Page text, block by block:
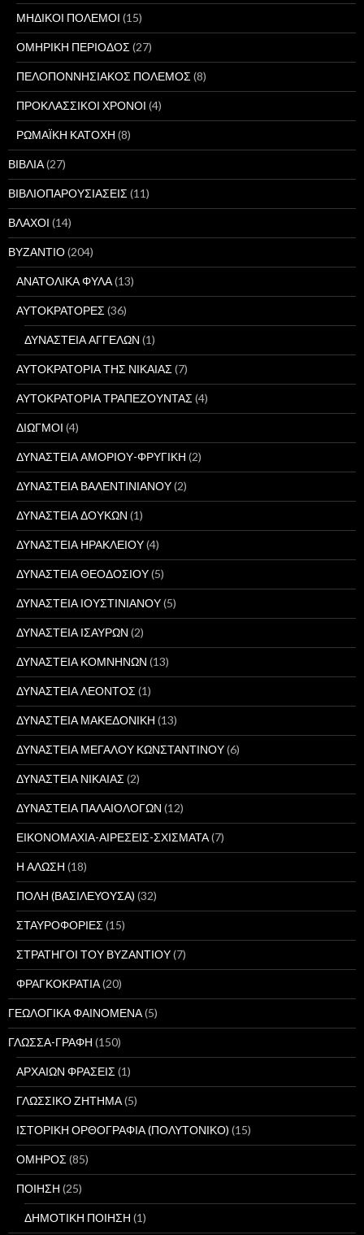
ΜΗΔΙΚΟΙ ΠΟΛΕΜΟΙ (15)
ΟΜΗΡΙΚΗ ΠΕΡΙΟΔΟΣ (27)
ΠΕΛΟΠΟΝΝΗΣΙΑΚΟΣ ΠΟΛΕΜΟΣ (8)
ΠΡΟΚΛΑΣΣΙΚΟΙ ΧΡΟΝΟΙ (4)
ΡΩΜΑΪΚΗ ΚΑΤΟΧΗ (8)
ΒΙΒΛΙΑ(27)
ΒΙΒΛΙΟΠΑΡΟΥΣΙΑΣΕΙΣ (11)
ΒΛΑΧΟΙ (14)
ΒΥΖΑΝΤΙΟ(204)
ΑΝΑΤΟΛΙΚΑ ΦΥΛΑ(13)
ΑΥΤΟΚΡΑΤΟΡΕΣ (36)
ΔΥΝΑΣΤΕΙΑ ΑΓΓΕΛΩΝ (1)
ΑΥΤΟΚΡΑΤΟΡΙΑ ΤΗΣ ΝΙΚΑΙΑΣ (7)
ΑΥΤΟΚΡΑΤΟΡΙΑ ΤΡΑΠΕΖΟΥΝΤΑΣ (4)
ΔΙΩΓΜΟΙ (4)
ΔΥΝΑΣΤΕΙΑ ΑΜΟΡΙΟΥ-ΦΡΥΓΙΚΗ (2)
ΔΥΝΑΣΤΕΙΑ ΒΑΛΕΝΤΙΝΙΑΝΟΥ(2)
ΔΥΝΑΣΤΕΙΑ ΔΟΥΚΩΝ (1)
ΔΥΝΑΣΤΕΙΑ ΗΡΑΚΛΕΙΟΥ(4)
ΔΥΝΑΣΤΕΙΑ ΘΕΟΔΟΣΙΟΥ(5)
ΔΥΝΑΣΤΕΙΑ ΙΟΥΣΤΙΝΙΑΝΟΥ(5)
ΔΥΝΑΣΤΕΙΑ ΙΣΑΥΡΩΝ (2)
ΔΥΝΑΣΤΕΙΑ ΚΟΜΝΗΝΩΝ (13)
ΔΥΝΑΣΤΕΙΑ ΛΕΟΝΤΟΣ (1)
ΔΥΝΑΣΤΕΙΑ ΜΑΚΕΔΟΝΙΚΗ (13)
ΔΥΝΑΣΤΕΙΑ ΜΕΓΑΛΟΥ ΚΩΝΣΤΑΝΤΙΝΟΥ(6)
ΔΥΝΑΣΤΕΙΑ ΝΙΚΑΙΑΣ (2)
ΔΥΝΑΣΤΕΙΑ ΠΑΛΑΙΟΛΟΓΩΝ (12)
ΕΙΚΟΝΟΜΑΧΙΑ-ΑΙΡΕΣΕΙΣ-ΣΧΙΣΜΑΤΑ(7)
Η ΑΛΩΣΗ (18)
ΠΟΛΗ (ΒΑΣΙΛΕΥΟΥΣΑ) (32)
ΣΤΑΥΡΟΦΟΡΙΕΣ (15)
ΣΤΡΑΤΗΓΟΙ ΤΟΥ ΒΥΖΑΝΤΙΟΥ(7)
ΦΡΑΓΚΟΚΡΑΤΙΑ(20)
ΓΕΩΛΟΓΙΚΑ ΦΑΙΝΟΜΕΝΑ(5)
ΓΛΩΣΣΑ-ΓΡΑΦΗ (150)
ΑΡΧΑΙΩΝ ΦΡΑΣΕΙΣ (1)
ΓΛΩΣΣΙΚΟ ΖΗΤΗΜΑ(5)
ΙΣΤΟΡΙΚΗ ΟΡΘΟΓΡΑΦΙΑ (ΠΟΛΥΤΟΝΙΚΟ) (15)
ΟΜΗΡΟΣ (85)
ΠΟΙΗΣΗ (25)
ΔΗΜΟΤΙΚΗ ΠΟΙΗΣΗ (1)